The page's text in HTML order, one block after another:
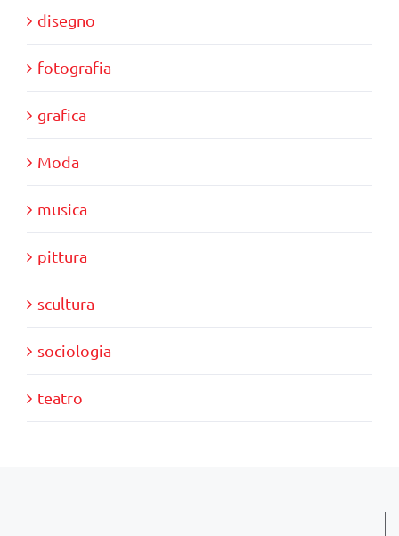
disegno
fotografia
grafica
Moda
musica
pittura
scultura
sociologia
teatro